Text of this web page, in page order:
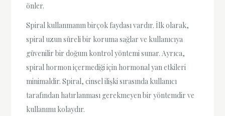
önler.
Spiral kullanmanın birçok faydası vardır. İlk olarak,
spiral uzun süreli bir koruma sağlar ve kullanıcıya
güvenilir bir doğum kontrol yöntemi sunar. Ayrıca,
spiral hormon içermediği için hormonal yan etkileri
minimaldir. Spiral, cinsel ilişki sırasında kullanıcı
tarafından hatırlanması gerekmeyen bir yöntemdir ve
kullanımı kolaydır.